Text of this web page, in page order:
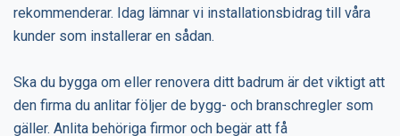
rekommenderar. Idag lämnar vi installationsbidrag till våra
kunder som installerar en sådan.
Ska du bygga om eller renovera ditt badrum är det viktigt att
den firma du anlitar följer de bygg- och branschregler som
gäller. Anlita behöriga firmor och begär att få